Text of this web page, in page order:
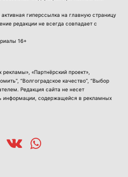
гиперссылка на главную страницу
редакции не всегда совпадает с
16+
«Партнёрский проект»,
“Волгоградское качество”, “Выбор
Редакция сайта не несет
информации, содержащейся в рекламных